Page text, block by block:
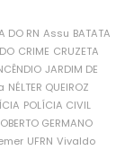
DO RN Assu BATATA
CRIME CRUZETA
JARDIM DE
NÉLTER QUEIROZ
POLÍCIA CIVIL
GERMANO
UFRN Vivaldo